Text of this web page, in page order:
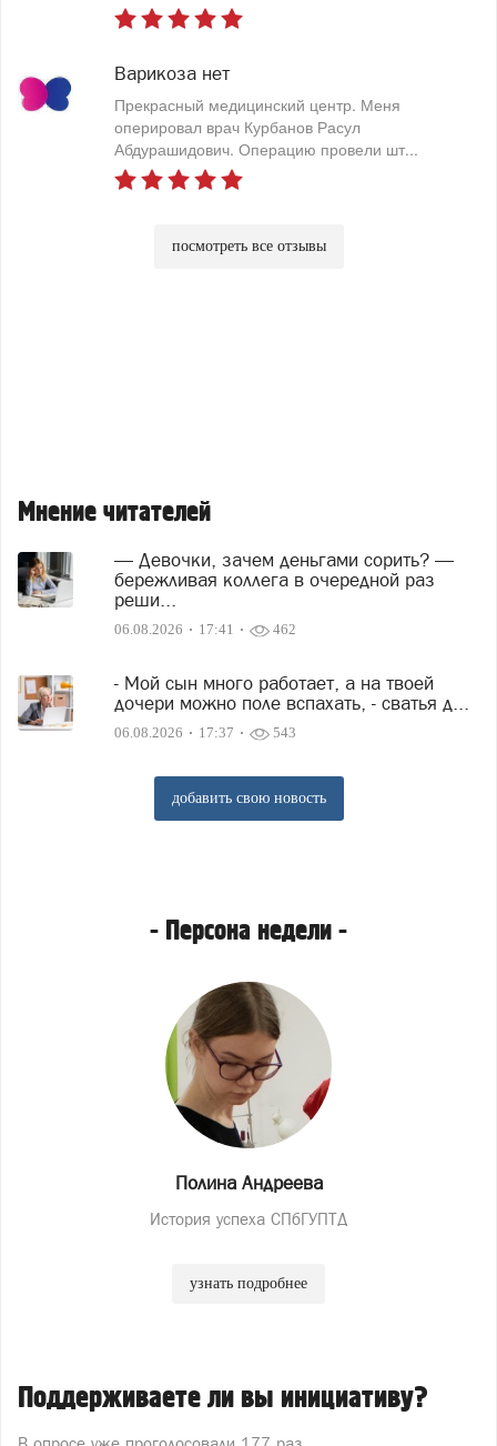
Варикоза нет
Прекрасный медицинский центр. Меня
оперировал врач Курбанов Расул
Абдурашидович. Операцию провели шт...
посмотреть все отзывы
Мнение читателей
— Девочки, зачем деньгами сорить? —
бережливая коллега в очередной раз
реши...
06.08.2026 17:41 462
- Мой сын много работает, а на твоей
дочери можно поле вспахать, - сватья д...
06.08.2026 17:37 543
добавить свою новость
Персона недели
Полина Андреева
История успеха СПбГУПТД
узнать подробнее
Поддерживаете ли вы инициативу?